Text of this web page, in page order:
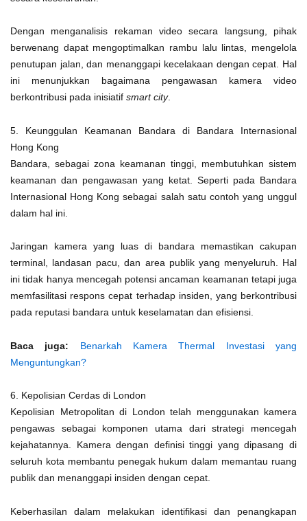
Dengan menganalisis rekaman video secara langsung, pihak
berwenang dapat mengoptimalkan rambu lalu lintas, mengelola
penutupan jalan, dan menanggapi kecelakaan dengan cepat. Hal
ini menunjukkan bagaimana pengawasan kamera video
berkontribusi pada inisiatif smart city.
5. Keunggulan Keamanan Bandara di Bandara Internasional
Hong Kong
Bandara, sebagai zona keamanan tinggi, membutuhkan sistem
keamanan dan pengawasan yang ketat. Seperti pada Bandara
Internasional Hong Kong sebagai salah satu contoh yang unggul
dalam hal ini.
Jaringan kamera yang luas di bandara memastikan cakupan
terminal, landasan pacu, dan area publik yang menyeluruh. Hal
ini tidak hanya mencegah potensi ancaman keamanan tetapi juga
memfasilitasi respons cepat terhadap insiden, yang berkontribusi
pada reputasi bandara untuk keselamatan dan efisiensi.
Baca juga:
Benarkah Kamera Thermal Investasi yang
Menguntungkan?
6. Kepolisian Cerdas di London
Kepolisian Metropolitan di London telah menggunakan kamera
pengawas sebagai komponen utama dari strategi mencegah
kejahatannya. Kamera dengan definisi tinggi yang dipasang di
seluruh kota membantu penegak hukum dalam memantau ruang
publik dan menanggapi insiden dengan cepat.
Keberhasilan dalam melakukan identifikasi dan penangkapan